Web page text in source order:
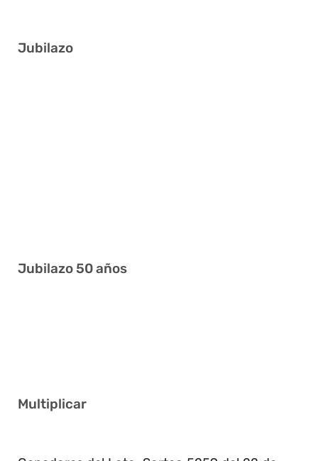
Jubilazo
Jubilazo 50 años
Multiplicar